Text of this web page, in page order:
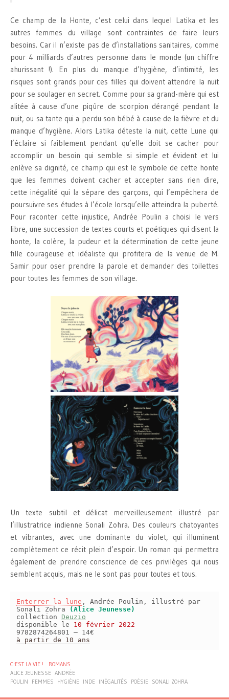
Ce champ de la Honte, c’est celui dans lequel Latika et les
autres femmes du village sont contraintes de faire leurs
besoins. Car il n’existe pas de d’installations sanitaires, comme
pour 4 milliards d’autres personne dans le monde (un chiffre
ahurissant !). En plus du manque d’hygiène, d’intimité, les
risques sont grands pour ces filles qui doivent attendre la nuit
pour se soulager en secret. Comme pour sa grand-mère qui est
alitée à cause d’une piqûre de scorpion dérangé pendant la
nuit, ou sa tante qui a perdu son bébé à cause de la fièvre et du
manque d’hygiène. Alors Latika déteste la nuit, cette Lune qui
l’éclaire si faiblement pendant qu’elle doit se cacher pour
accomplir un besoin qui semble si simple et évident et lui
enlève sa dignité, ce champ qui est le symbole de cette honte
que les femmes doivent cacher et accepter sans rien dire,
cette inégalité qui la sépare des garçons, qui l’empêchera de
poursuivre ses études à l’école lorsqu’elle atteindra la puberté.
Pour raconter cette injustice, Andrée Poulin a choisi le vers
libre, une succession de textes courts et poétiques qui disent la
honte, la colère, la pudeur et la détermination de cette jeune
fille courageuse et idéaliste qui profitera de la venue de M.
Samir pour oser prendre la parole et demander des toilettes
pour toutes les femmes de son village.
Un texte subtil et délicat merveilleusement illustré par
l’illustratrice indienne Sonali Zohra. Des couleurs chatoyantes
et vibrantes, avec une dominante du violet, qui illuminent
complètement ce récit plein d’espoir. Un roman qui permettra
également de prendre conscience de ces privilèges qui nous
semblent acquis, mais ne le sont pas pour toutes et tous.
Enterrer la lune , Andrée Poulin, illustré par
Sonali Zohra
(Alice Jeunesse)
collection Deuzio
disponible le 10 février 2022
9782874264801 – 14€
à partir de 10 ans
C'EST LA VIE !
ROMANS
ALICE JEUNESSE ANDRÉE
POULIN
FEMMES HYGIÈNE INDE INÉGALITÉS POÉSIE SONALI ZOHRA